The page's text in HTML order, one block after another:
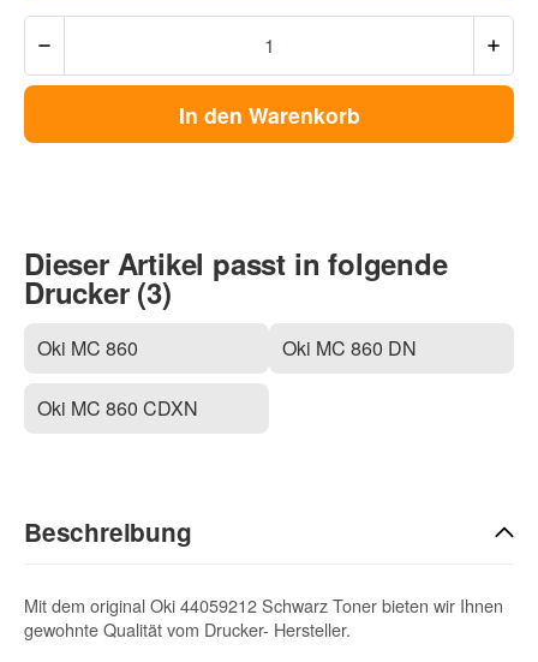
In den Warenkorb
Dieser Artikel passt in folgende
Drucker (3)
Oki MC 860
Oki MC 860 CDXN
Oki MC 860 DN
Beschreibung
Mit dem original Oki 44059212 Schwarz Toner bieten wir Ihnen
gewohnte Qualität vom Drucker- Hersteller.